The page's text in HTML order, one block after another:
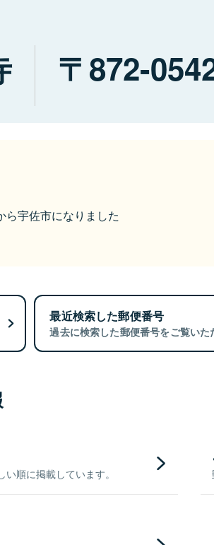
872-
ら宇佐市になりました
最近検索した郵便番号
過去に検索した郵便番号をご覧いた
順に掲載しています。